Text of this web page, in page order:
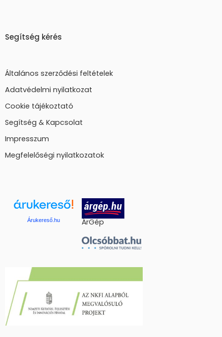
Segítség kérés
Általános szerződési feltételek
Adatvédelmi nyilatkozat
Cookie tájékoztató
Segítség & Kapcsolat
Impresszum
Megfelelőségi nyilatkozatok
Árukereső.hu ÁrGép